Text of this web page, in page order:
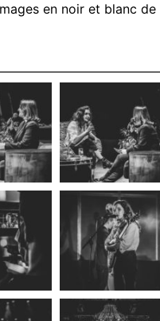
en noir et blanc de